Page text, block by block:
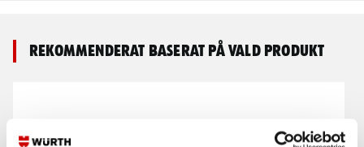
Rekommenderat baserat på vald produkt